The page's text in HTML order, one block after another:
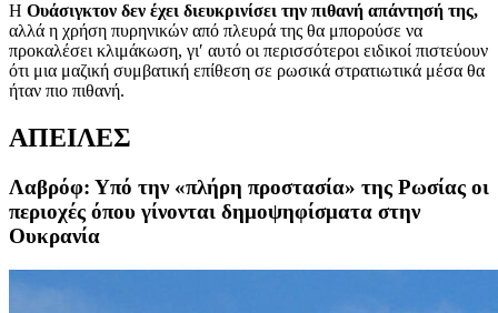
Η Ουάσιγκτον δεν έχει διευκρινίσει την πιθανή απάντησή της,
αλλά η χρήση πυρηνικών από πλευρά της θα μπορούσε να
προκαλέσει κλιμάκωση, γι′ αυτό οι περισσότεροι ειδικοί πιστεύουν
ότι μια μαζική συμβατική επίθεση σε ρωσικά στρατιωτικά μέσα θα
ήταν πιο πιθανή.
ΑΠΕΙΛΕΣ
Λαβρόφ: Υπό την «πλήρη προστασία» της Ρωσίας οι
περιοχές όπου γίνονται δημοψηφίσματα στην
Ουκρανία